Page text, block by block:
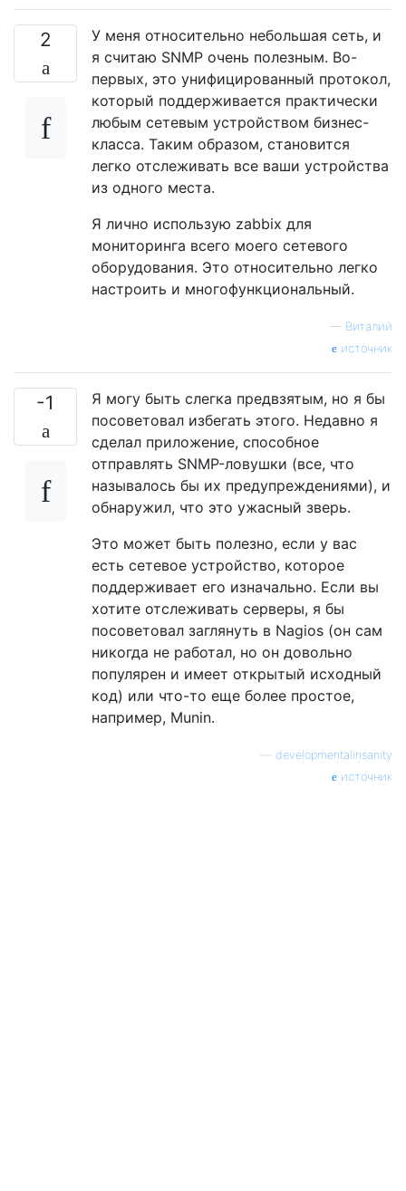
2
У меня относительно небольшая сеть, и
я считаю SNMP очень полезным. Во-
первых, это унифицированный протокол,
который поддерживается практически
любым сетевым устройством бизнес-
класса. Таким образом, становится
легко отслеживать все ваши устройства
из одного места.
Я лично использую zabbix для
мониторинга всего моего сетевого
оборудования. Это относительно легко
настроить и многофункциональный.
— Виталий
источник
-1
Я могу быть слегка предвзятым, но я бы
посоветовал избегать этого. Недавно я
сделал приложение, способное
отправлять SNMP-ловушки (все, что
называлось бы их предупреждениями), и
обнаружил, что это ужасный зверь.
Это может быть полезно, если у вас
есть сетевое устройство, которое
поддерживает его изначально. Если вы
хотите отслеживать серверы, я бы
посоветовал заглянуть в Nagios (он сам
никогда не работал, но он довольно
популярен и имеет открытый исходный
код) или что-то еще более простое,
например, Munin.
developmentalinsanity
источник